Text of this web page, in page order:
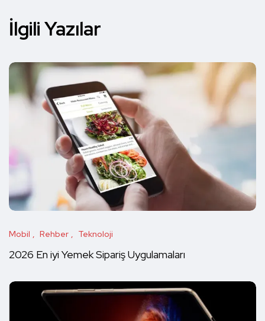
İlgili Yazılar
Mobil Rehber Teknoloji
2026 En iyi Yemek Sipariş Uygulamaları